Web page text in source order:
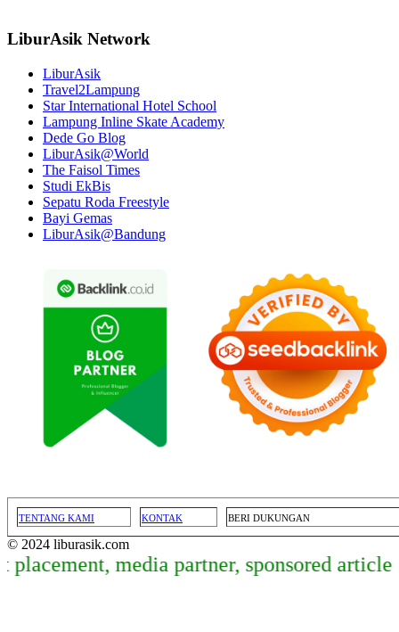
LiburAsik Network
LiburAsik
Travel2Lampung
Star International Hotel School
Lampung Inline Skate Academy
Dede Go Blog
LiburAsik@World
The Faisol Times
Studi EkBis
Sepatu Roda Freestyle
Bayi Gemas
LiburAsik@Bandung
TENTANG KAMI KONTAK BERI DUKUNGAN
© 2024 liburasik.com
media partner, sponsored article, dan